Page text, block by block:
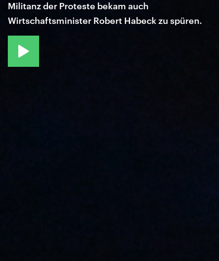
Militanz der Proteste bekam auch
Wirtschaftsminister Robert Habeck zu spüren.